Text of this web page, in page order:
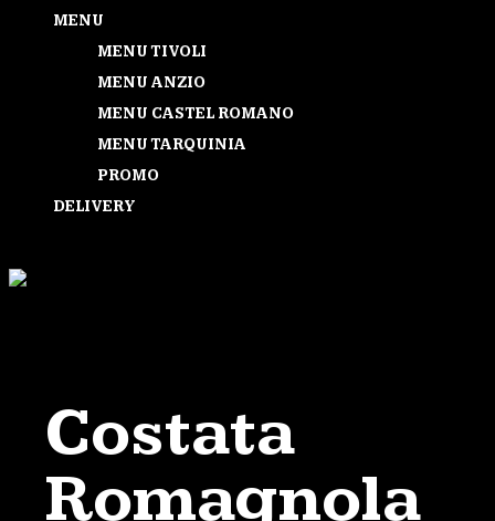
MENU
MENU TIVOLI
MENU ANZIO
MENU CASTEL ROMANO
MENU TARQUINIA
PROMO
DELIVERY
Costata
Romagnola